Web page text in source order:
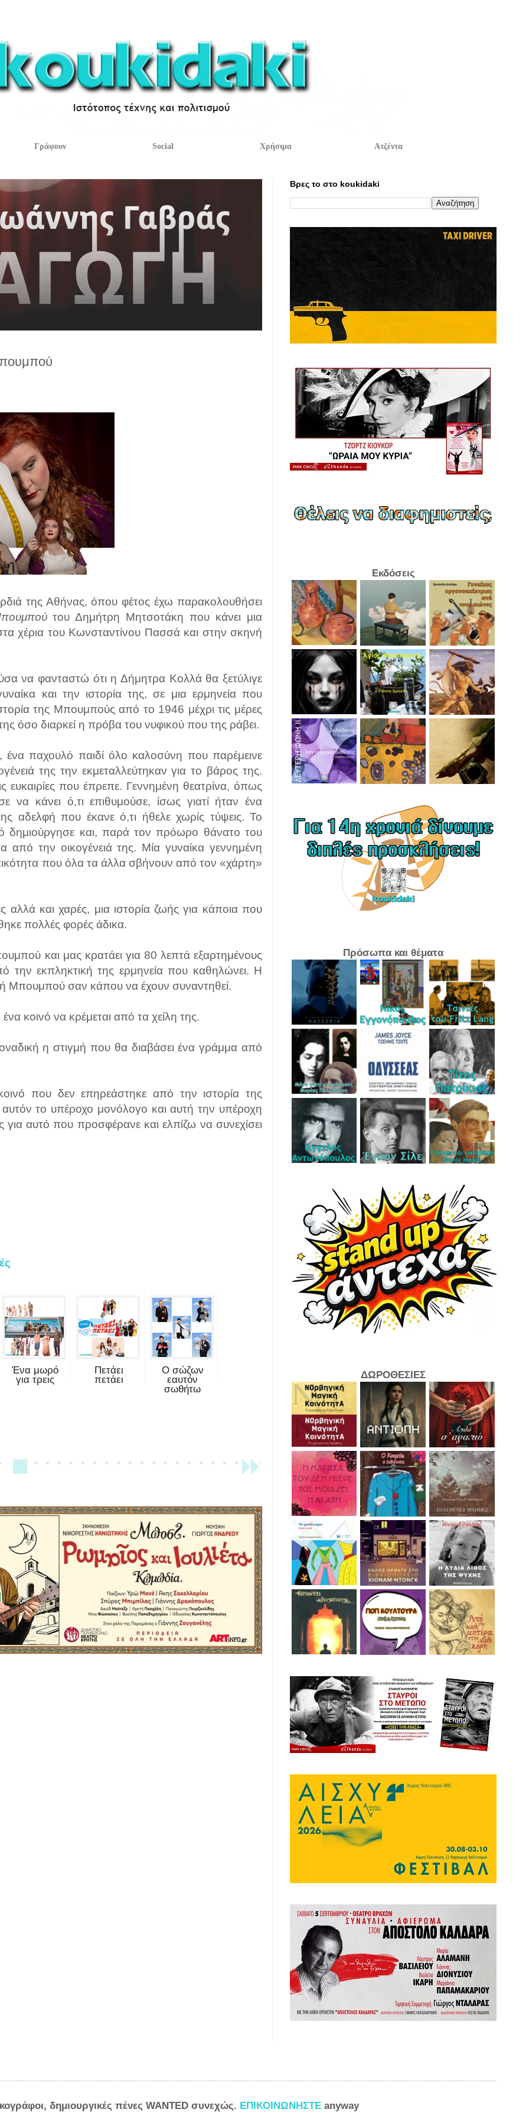
Γράφουν Social Χρήσιμα Ατζέντα
της Αθήνας, όπου φέτος έχω παρακολουθήσει
του Δημήτρη Μητσοτάκη που κάνει μια
χέρια του Κωνσταντίνου Πασσά και στην σκηνή
να φανταστώ ότι η Δήμητρα Κολλά θα ξετύλιγε
και την ιστορία της, σε μια ερμηνεία που
της Μπουμπούς από το 1946 μέχρι τις μέρες
όσο διαρκεί η πρόβα του νυφικού που της ράβει.
ένα παχουλό παιδί όλο καλοσύνη που παρέμεινε
της την εκμεταλλεύτηκαν για το βάρος της.
ευκαιρίες που έπρεπε. Γεννημένη θεατρίνα, όπως
να κάνει ό,τι επιθυμούσε, ίσως γιατί ήταν ένα
αδελφή που έκανε ό,τι ήθελε χωρίς τύψεις. Το
δημιούργησε και, παρά τον πρόωρο θάνατο του
από την οικογένειά της. Μία γυναίκα γεννημένη
που όλα τα άλλα σβήνουν από τον «χάρτη»
αλλά και χαρές, μια ιστορία ζωής για κάποια που
πολλές φορές άδικα.
και μας κρατάει για 80 λεπτά εξαρτημένους
την εκπληκτική της ερμηνεία που καθηλώνει. Η
Μπουμπού σαν κάπου να έχουν συναντηθεί.
κοινό να κρέμεται από τα χείλη της.
η στιγμή που θα διαβάσει ένα γράμμα από
που δεν επηρεάστηκε από την ιστορία της
το υπέροχο μονόλογο και αυτή την υπέροχη
αυτό που προσφέρανε και ελπίζω να συνεχίσει
Ένα μωρό
για τρεις
Πετάει
πετάει
Ο σώζων
εαυτόν
σωθήτω
Βρες το στο koukidaki
Εκδόσεις
Πρόσωπα και θέματα
ΔΩΡΟΘΕΣΙΕΣ
δημιουργικές πένες WANTED συνεχώς. ΕΠΙΚΟΙΝΩΝΗΣΤΕ anyway